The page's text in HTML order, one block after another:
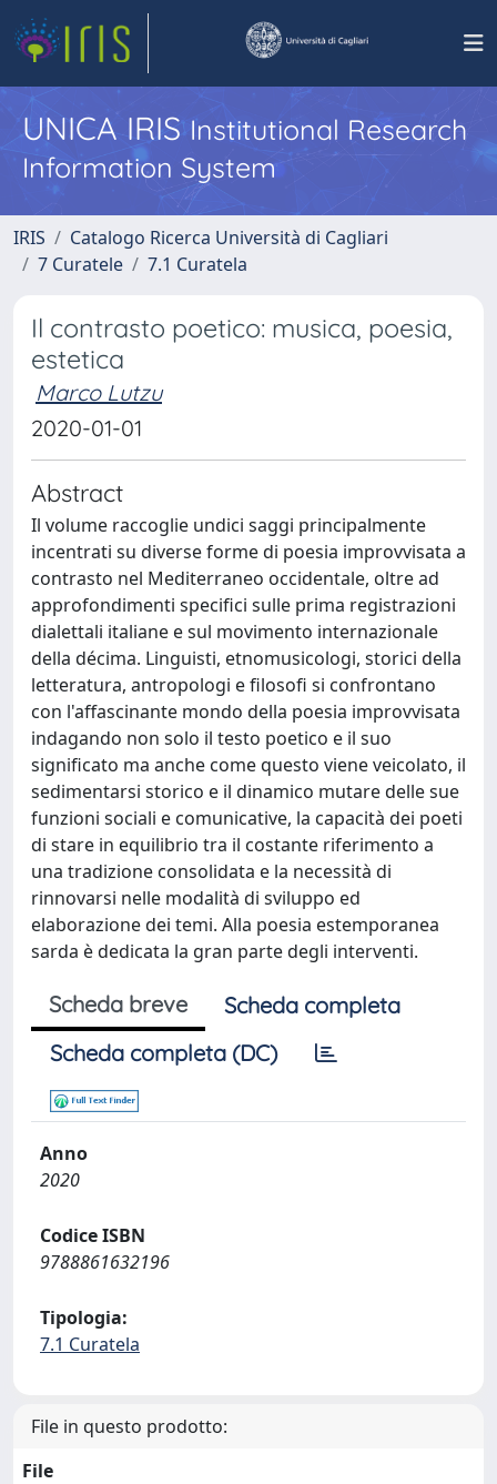
UNICA IRISInstitutional Research
Information System
IRIS
Catalogo Ricerca Università di Cagliari
7 Curatele
7.1 Curatela
Il contrasto poetico: musica, poesia,
estetica
Marco Lutzu
2020-01-01
Abstract
Il volume raccoglie undici saggi principalmente
incentrati su diverse forme di poesia improvvisata a
contrasto nel Mediterraneo occidentale, oltre ad
approfondimenti specifici sulle prima registrazioni
dialettali italiane e sul movimento internazionale
della décima. Linguisti, etnomusicologi, storici della
letteratura, antropologi e filosofi si confrontano
con l'affascinante mondo della poesia improvvisata
indagando non solo il testo poetico e il suo
significato ma anche come questo viene veicolato, il
sedimentarsi storico e il dinamico mutare delle sue
funzioni sociali e comunicative, la capacità dei poeti
di stare in equilibrio tra il costante riferimento a
una tradizione consolidata e la necessità di
rinnovarsi nelle modalità di sviluppo ed
elaborazione dei temi. Alla poesia estemporanea
sarda è dedicata la gran parte degli interventi.
Scheda breve
Scheda completa
Scheda completa (DC)
Anno
2020
Codice ISBN
9788861632196
Tipologia:
7.1 Curatela
File in questo prodotto:
File